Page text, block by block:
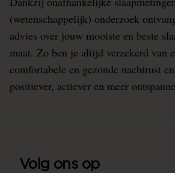
(wetenschappelijk) onderzoek
advies over jouw mooiste en beste
maat. Zo ben je altijd verzekerd van
comfortabele en gezonde nachtrust
positiever, actiever en meer
Volg ons op